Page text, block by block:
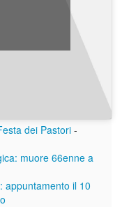
dei Pastori -
muore 66enne a
appuntamento il 10